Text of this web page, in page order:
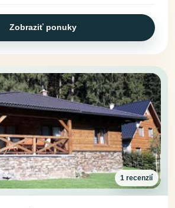
Zobraziť ponuky
1 recenzií